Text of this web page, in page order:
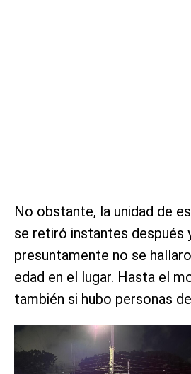
No obstante, la unidad de
se retiró instantes después
presuntamente no se
edad en el lugar. Hasta el
también si hubo personas